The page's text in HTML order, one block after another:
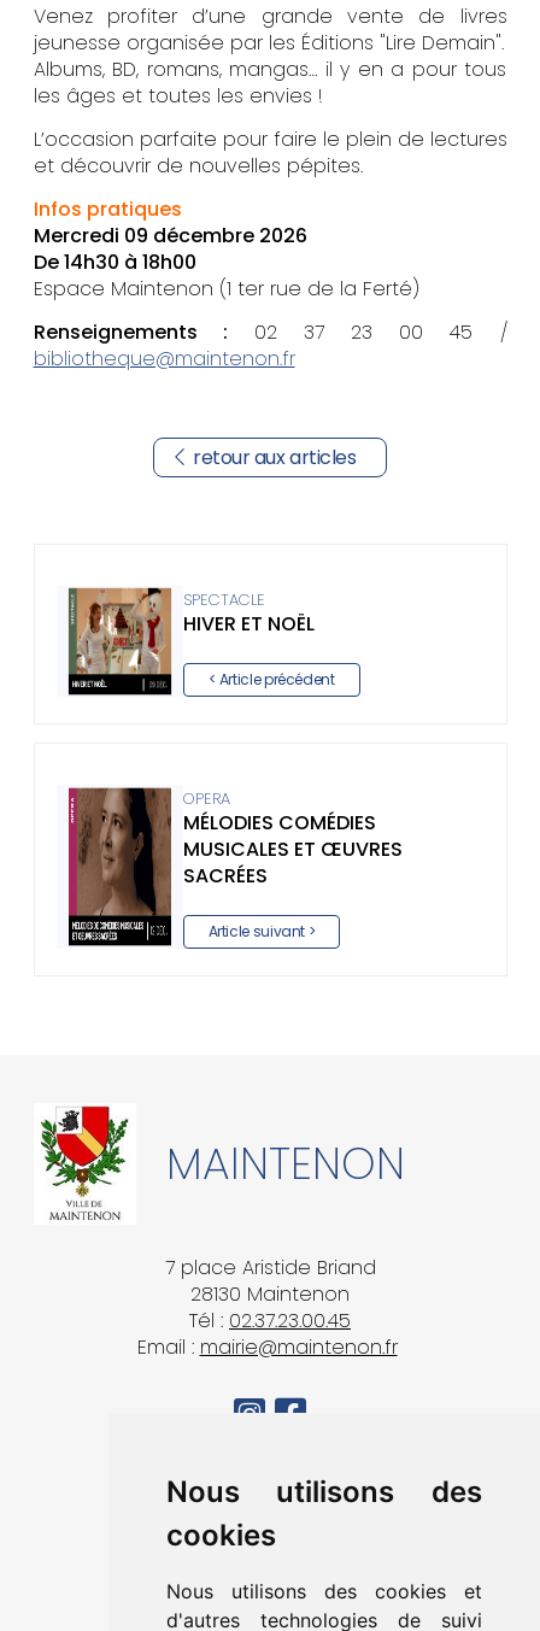
Nous utilisons des
cookies
Nous utilisons des cookies et
d'autres technologies de suivi
Venez profiter d’une grande vente de livres
jeunesse organisée par les Éditions "Lire Demain".
Albums, BD, romans, mangas… il y en a pour tous
les âges et toutes les envies !
L’occasion parfaite pour faire le plein de lectures
et découvrir de nouvelles pépites.
Infos pratiques
Mercredi 09 décembre 2026
De 14h30 à 18h00
Espace Maintenon (1 ter rue de la Ferté)
Renseignements : 02 37 23 00 45 /
bibliotheque@maintenon.fr
retour aux articles
SPECTACLE
HIVER ET NOËL
< Article précédent
OPERA
MÉLODIES COMÉDIES
MUSICALES ET ŒUVRES
SACRÉES
Article suivant >
MAINTENON
7 place Aristide Briand
28130 Maintenon
Tél : 02.37.23.00.45
Email : mairie@maintenon.fr
MA VILLE
VIVRE À MAINTENON
DÉCOUVRIR & SORTIR
CONTACT